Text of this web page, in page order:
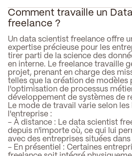
Comment travaille un
freelance ?
Un data scientist freelance offre
expertise précieuse pour les
tirer parti de la science des
en interne. Le freelance travaille
projet, prenant en charge des
telles que la création de modèles
l'optimisation de processus
développement de systèmes de
Le mode de travail varie selon les
l'entreprise :
- À distance : Le data scientist
depuis n'importe où, ce qui lui
avec des entreprises situées
- En présentiel : Certaines